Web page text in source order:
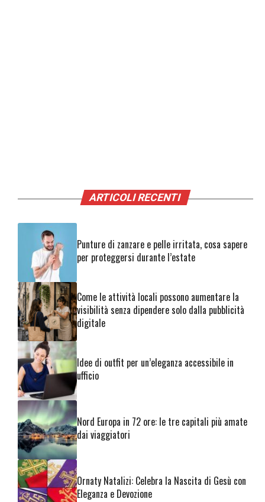
ARTICOLI RECENTI
Punture di zanzare e pelle irritata, cosa sapere
per proteggersi durante l’estate
Come le attività locali possono aumentare la
visibilità senza dipendere solo dalla pubblicità
digitale
Idee di outfit per un’eleganza accessibile in
ufficio
Nord Europa in 72 ore: le tre capitali più amate
dai viaggiatori
Ornaty Natalizi: Celebra la Nascita di Gesù con
Eleganza e Devozione